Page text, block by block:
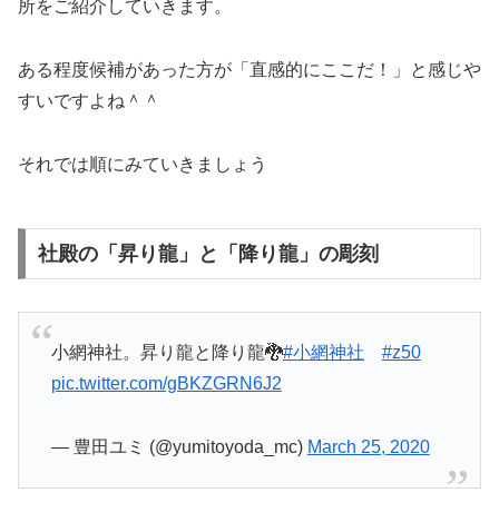
所をご紹介していきます。
ある程度候補があった方が「直感的にここだ！」と感じや
すいですよね＾＾
それでは順にみていきましょう
社殿の「昇り龍」と「降り龍」の彫刻
小網神社。昇り龍と降り龍🐉#小網神社
#z50
pic.twitter.com/gBKZGRN6J2
— 豊田ユミ (@yumitoyoda_mc) March 25, 2020